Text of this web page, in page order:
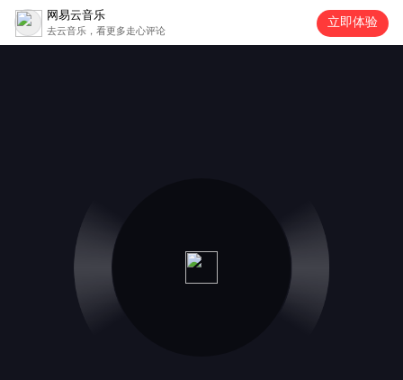
网易云音乐
去云音乐，看更多走心评论
立即体验